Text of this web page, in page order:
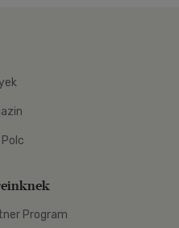
Polc
Program